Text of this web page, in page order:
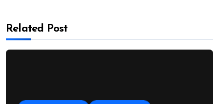
Related Post